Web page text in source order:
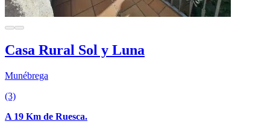
Casa Rural Sol y Luna
Munébrega
(3)
A 19 Km de Ruesca.